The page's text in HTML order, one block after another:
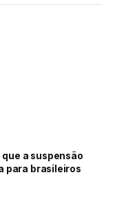
que a suspensão
para brasileiros